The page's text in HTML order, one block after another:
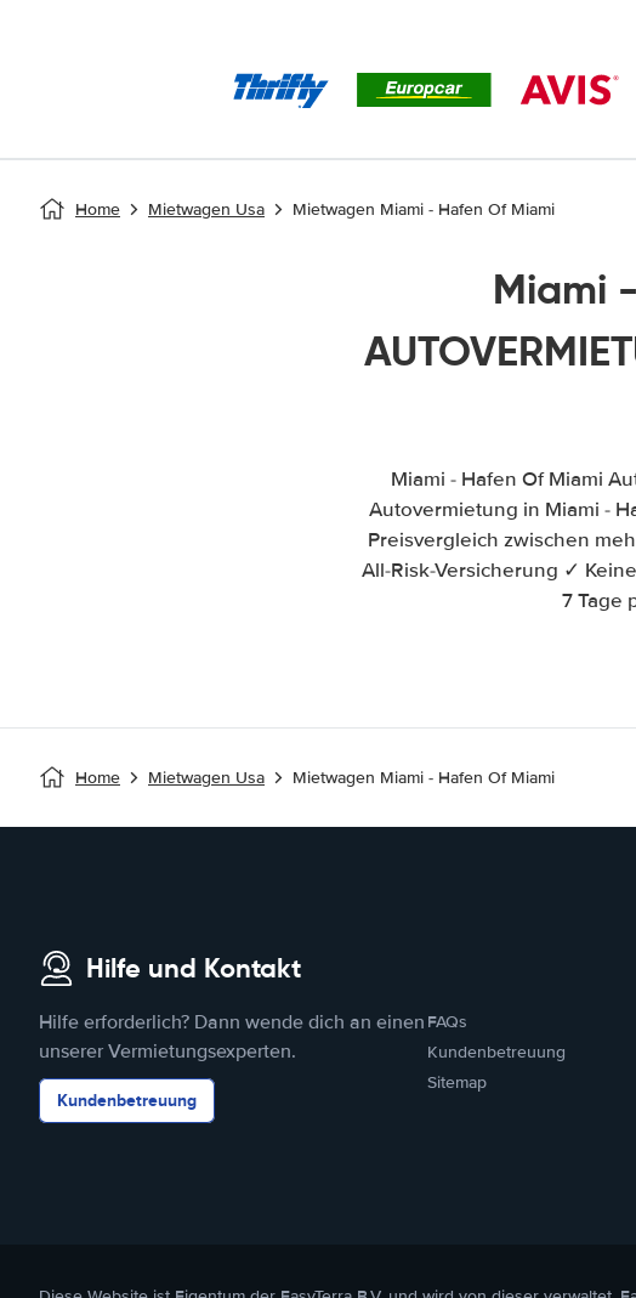
Home Mietwagen Usa Mietwagen Miami - Hafen Of Miami
Miami
Miami - Hafen Of Miami
Autovermietung in Miami -
Preisvergleich zwischen
All-Risk-Versicherung ✓
7 Tage
Home Mietwagen Usa Mietwagen Miami - Hafen Of Miami
Hilfe und Kontakt
Hilfe erforderlich? Dann wende dich an einen
unserer Vermietungsexperten.
Kundenbetreuung
FAQs
Kundenbetreuung
Sitemap